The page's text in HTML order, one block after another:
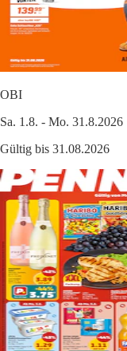
OBI
Sa. 1.8. - Mo. 31.8.2026
Gültig bis 31.08.2026